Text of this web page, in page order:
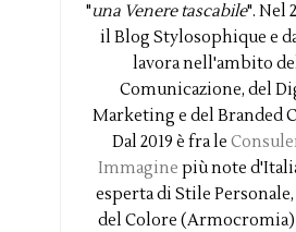
"una Venere tascabile". Nel
il Blog Stylosophique e
lavora nell'ambito
Comunicazione, del
Marketing e del Branded
Dal 2019 è fra le
Immagine più note
esperta di Stile
del Colore (Armocromia)